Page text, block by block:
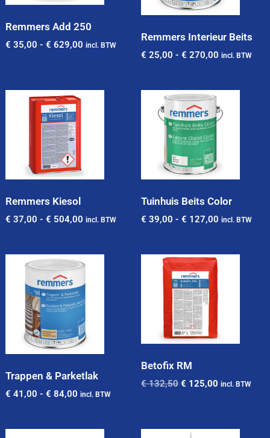
Remmers Add 250
€ 35,00 - € 629,00 incl. BTW
Remmers Interieur Beits
€ 25,00 - € 270,00 incl. BTW
Remmers Kiesol
€ 37,00 - € 504,00 incl. BTW
Tuinhuis Beits Color
€ 39,00 - € 127,00 incl. BTW
Trappen & Parketlak
€ 41,00 - € 84,00 incl. BTW
Betofix RM
€132,50 € 125,00 incl. BTW